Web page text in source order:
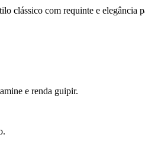
clássico com requinte e elegância
e renda guipir.